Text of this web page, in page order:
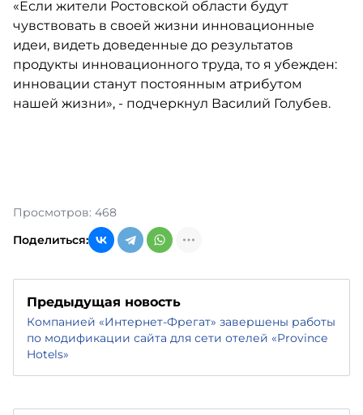
«Если жители Ростовской области будут
чувствовать в своей жизни инновационные
идеи, видеть доведенные до результатов
продукты инновационного труда, то я убежден:
инновации станут постоянным атрибутом
нашей жизни», - подчеркнул Василий Голубев.
Просмотров: 468
Поделиться:
Предыдущая новость
Компанией «Интернет-Фрегат» завершены работы
по модификации сайта для сети отелей «Province
Hotels»